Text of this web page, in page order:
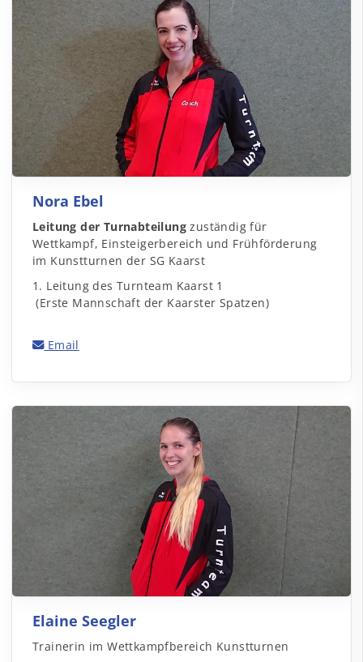
Nora Ebel
Leitung der Turnabteilungzuständig für
Wettkampf, Einsteigerbereich und Frühförderung
im Kunstturnen der SG Kaarst
1. Leitung des Turnteam Kaarst 1
(Erste Mannschaft der Kaarster Spatzen)
Email
Elaine Seegler
Trainerin im Wettkampfbereich Kunstturnen